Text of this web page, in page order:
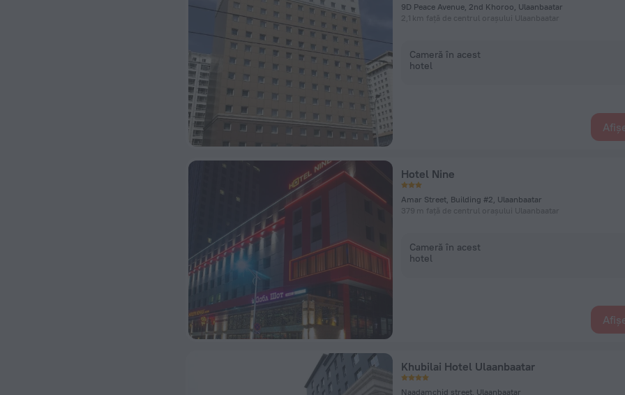
9D Peace Avenue, 2nd Khoroo, Ulaanbaatar
2,1 km față de centrul orașului Ulaanbaatar
Cameră în acest
hotel
Hotel Nine
Amar Street, Building #2, Ulaanbaatar
379 m față de centrul orașului Ulaanbaatar
Cameră în acest
hotel
Khubilai Hotel Ulaanbaatar
Naadamchid street, Ulaanbaatar